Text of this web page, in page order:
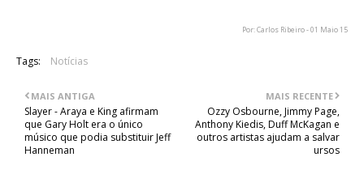
Por: Carlos Ribeiro - 01 Maio 15
Tags: Notícias
MAIS RECENTE
Ozzy Osbourne, Jimmy Page,
Anthony Kiedis, Duff McKagan e
outros artistas ajudam a salvar
ursos
MAIS ANTIGA
Slayer - Araya e King afirmam
que Gary Holt era o único
músico que podia substituir Jeff
Hanneman